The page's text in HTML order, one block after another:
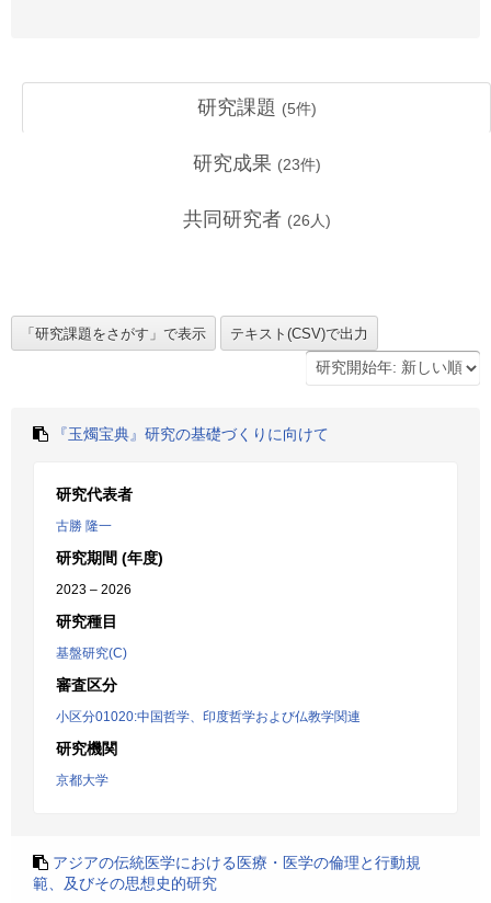
研究課題 (5件)
研究成果 (23件)
共同研究者 (26 人)
『玉燭宝典』研究の基礎づくりに向けて
研究代表者
古勝 隆一
研究期間 (年度)
2023 – 2026
研究種目
基盤研究(C)
審査区分
小区分01020:中国哲学、印度哲学および仏教学関連
研究機関
京都大学
アジアの伝統医学における医療・医学の倫理と行動規
範、及びその思想史的研究